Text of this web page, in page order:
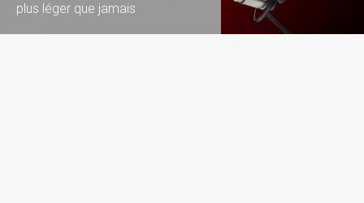
plus léger que jamais